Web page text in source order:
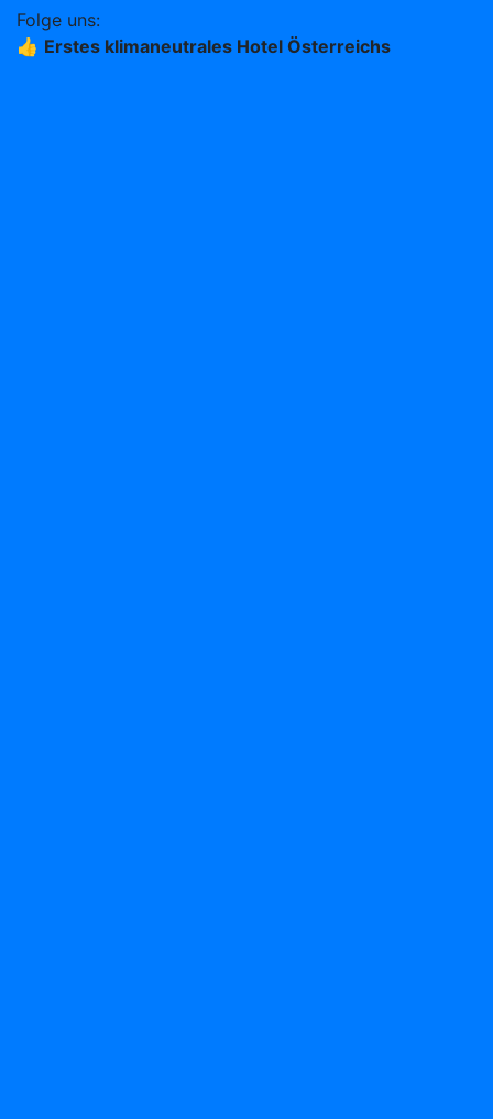
Folge uns:
👍 Erstes klimaneutrales Hotel Österreichs